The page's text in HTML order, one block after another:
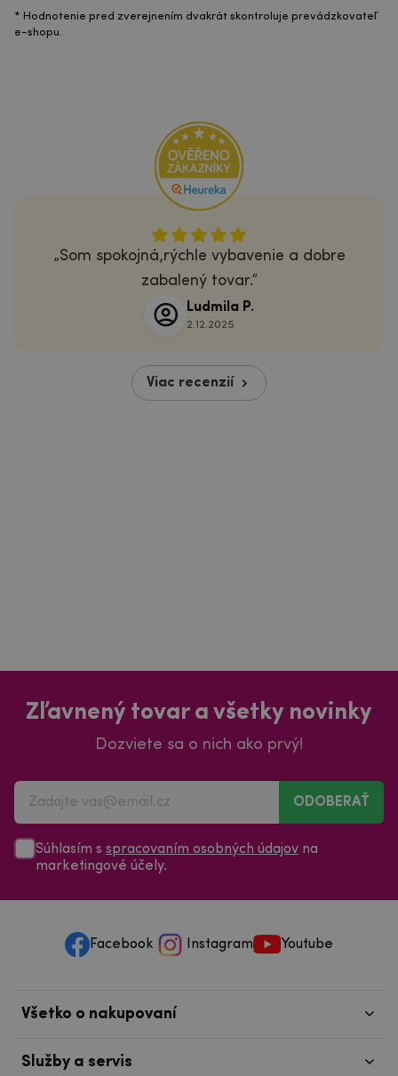
* Hodnotenie pred zverejnením dvakrát skontroluje prevádzkovateľ
e-shopu.
Som spokojná,rýchle vybavenie a dobre
zabalený tovar.
Ludmila P.
2.12.2025
Viac recenzií
Zľavnený tovar a všetky novinky
Dozviete sa o nich ako prvý!
ODOBERAŤ
Súhlasím s spracovaním osobných údajov na
marketingové účely.
Facebook Instagram Youtube
Všetko o nakupovaní
Služby a servis